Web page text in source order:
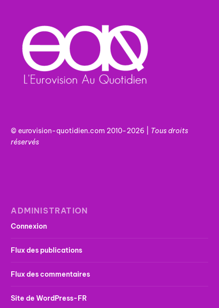
© eurovision-quotidien.com 2010-2026 | Tousdroits
réservés
ADMINISTRATION
Connexion
Flux des publications
Flux des commentaires
Site de WordPress-FR